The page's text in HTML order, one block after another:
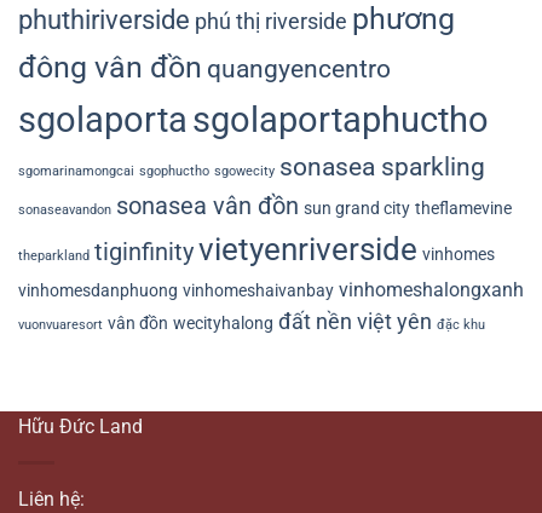
phuthiriverside phú thị riverside phương
đông vân đồn quangyencentro
sgolaporta sgolaportaphuctho
sgomarinamongcai sgophuctho sgowecity sonasea sparkling
sonaseavandon sonasea vân đồn sun grand city theflamevine
theparkland tiginfinityvietyenriverside vinhomes
vinhomesdanphuong vinhomeshaivanbay vinhomeshalongxanh
vuonvuaresort vân đồn wecityhalong đất nền việt yên đặc khu
Hữu Đức Land
Liên hệ: